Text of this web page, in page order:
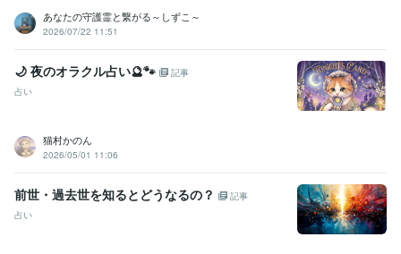
あなたの守護霊と繋がる～しずこ～
2026/07/22 11:51
🌙 夜のオラクル占い🔮🐾
記事
占い
猫村かのん
2026/05/01 11:06
前世・過去世を知るとどうなるの？
記事
占い